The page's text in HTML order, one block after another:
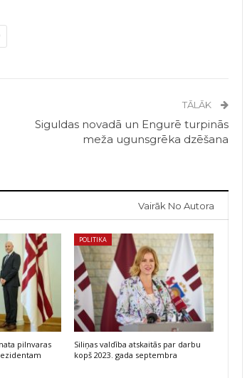
TĀLĀK
Siguldas novadā un Engurē turpinās
meža ugunsgrēka dzēšana
Vairāk No Autora
pilnvaras
POLITIKA
Siliņas valdība atskaitās par darbu
kopš 2023. gada septembra